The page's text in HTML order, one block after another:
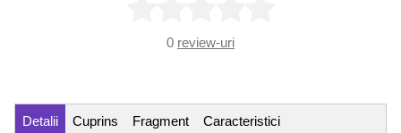
0 review-uri
Detalii Cuprins Fragment Caracteristici